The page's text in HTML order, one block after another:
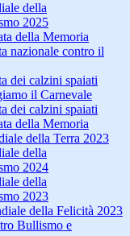
della
2025
della Memoria
nazionale contro il
dei calzini spaiati
il Carnevale
dei calzini spaiati
della Memoria
della Terra 2023
della
2024
della
2023
della Felicità 2023
Bullismo e